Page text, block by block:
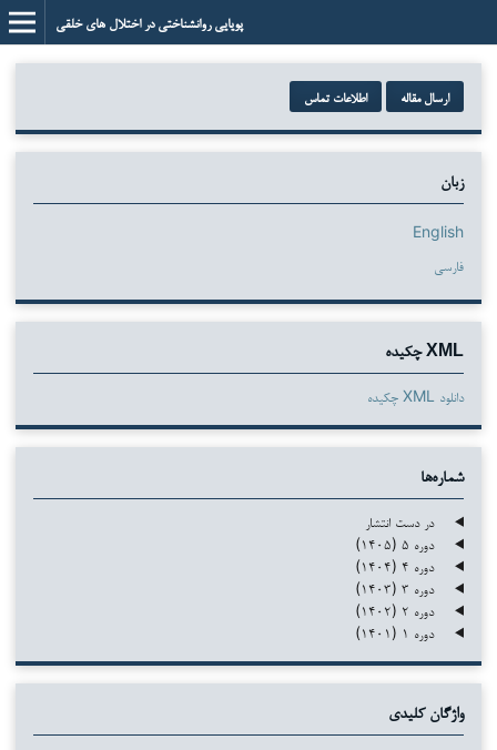
پویایی روانشناختی در اختلال های خلقی
ارسال مقاله اطلاعات تماس
زبان
English
فارسی
XML چکیده
دانلود XML چکیده
شماره‌ها
در دست انتشار
دوره ۵ (۱۴۰۵)
دوره ۴ (۱۴۰۴)
دوره ۳ (۱۴۰۳)
دوره ۲ (۱۴۰۲)
دوره ۱ (۱۴۰۱)
واژگان کلیدی